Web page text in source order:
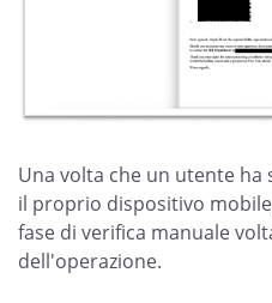
Una volta che un utente ha
il proprio dispositivo
fase di verifica manuale
dell'operazione.